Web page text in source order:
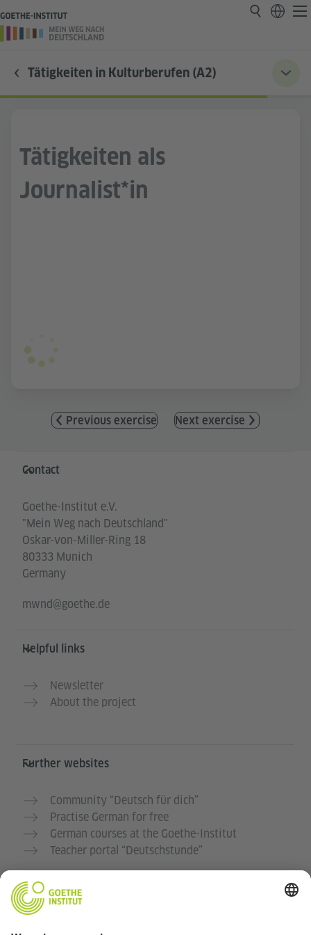
Tätigkeiten in Kulturberufen (A2)
Tätigkeiten als
Journalist*in
Previous exercise Next exercise
Information and services
Contact
Goethe-Institut e.V.
"Mein Weg nach Deutschland"
Oskar-von-Miller-Ring 18
80333 Munich
Germany
mwnd@goethe.de
Helpful links
Newsletter
About the project
Further websites
Community “Deutsch für dich”
Practise German for free
German courses at the Goethe-Institut
Teacher portal “Deutschstunde”
Privacy and Accessibility